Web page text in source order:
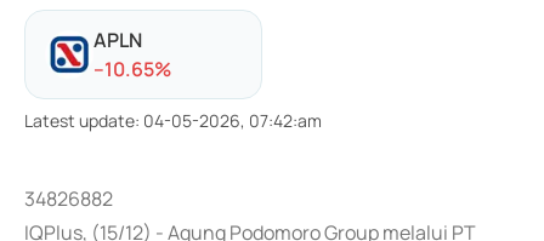
APLN
--10.65%
Latest update: 04-05-2026, 07:42:am
34826882
IQPlus, (15/12) - Agung Podomoro Group melalui PT